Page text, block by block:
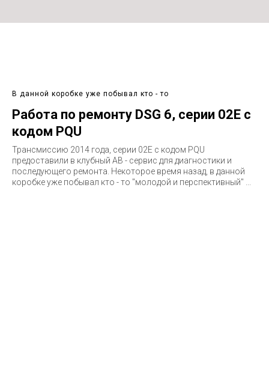
В данной коробке уже побывал кто - то
Работа по ремонту DSG 6, серии 02E с
кодом PQU
Трансмиссию 2014 года, серии 02E c кодом PQU
предоставили в клубный АВ - сервис для диагностики и
последующего ремонта. Некоторое время назад, в данной
коробке уже побывал кто - то "молодой и перспективный" ...